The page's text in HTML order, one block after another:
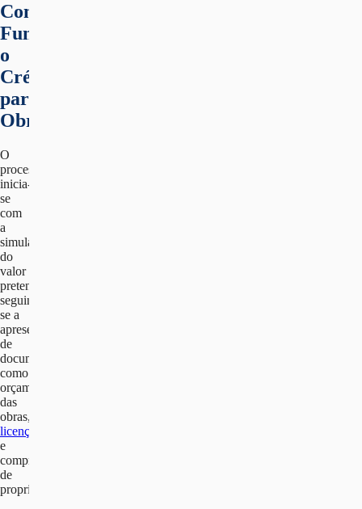
Como
Funciona
o
Crédito
para
Obras?
O
processo
inicia-
se
com
a
simulação
do
valor
pretendido,
seguindo-
se a
apresentação
de
documentos
como
orçamentos
das
obras,
licenças
e
comprovativos
de
propriedade.